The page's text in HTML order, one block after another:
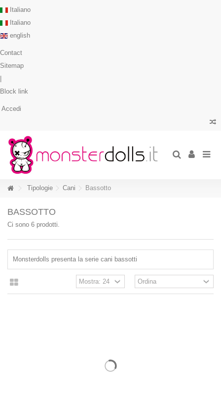
Italiano
Italiano
english
Contact
Sitemap
Block link
Accedi
Tipologie Cani Bassotto
BASSOTTO
Ci sono 6 prodotti.
Monsterdolls presenta la serie cani bassotti